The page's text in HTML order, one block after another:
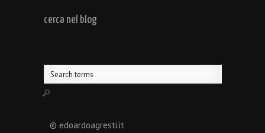
cerca nel blog
© edoardoagresti.it